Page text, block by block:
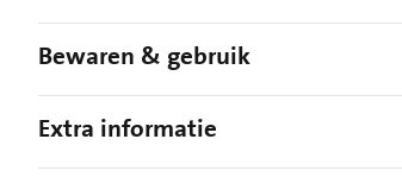
Bewaren & gebruik
Extra informatie